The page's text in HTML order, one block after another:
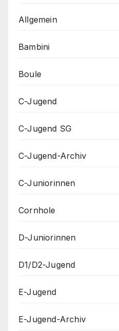
Allgemein
Bambini
Boule
C-Jugend
C-Jugend SG
C-Jugend-Archiv
C-Juniorinnen
Cornhole
D-Juniorinnen
D1/D2-Jugend
E-Jugend
E-Jugend-Archiv